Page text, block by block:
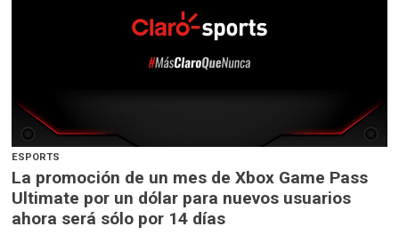
ESPORTS
La promoción de un mes de Xbox Game Pass
Ultimate por un dólar para nuevos usuarios
ahora será sólo por 14 días